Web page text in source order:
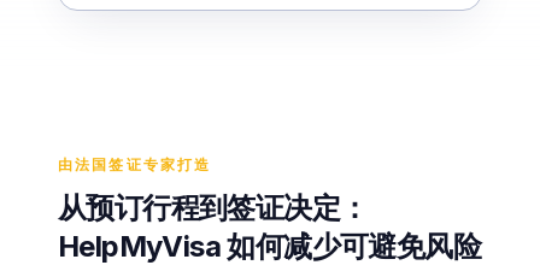
由法国签证专家打造
从预订行程到签证决定：
HelpMyVisa 如何减少可避免风险